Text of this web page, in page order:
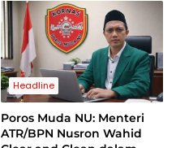
Headline
Poros Muda NU: Menteri
ATR/BPN Nusron Wahid